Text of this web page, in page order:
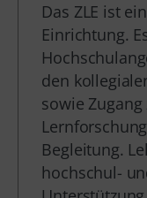
Das ZLE ist
Einrichtung.
den
sowie
Begleitung.
hochschul-